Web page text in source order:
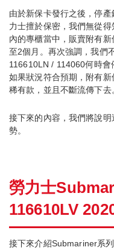
由於新保卡發行之後，停
力士擅於保密，我們無從
內的專櫃當中，販賣附有
至2個月。再次強調，我們
116610LN / 114060何時會
如果狀況符合預期，附有
稀有款，並且不斷流傳下去
接下來的內容，我們將說
勢。
勞力士
116610LV
接下來介紹Submariner系